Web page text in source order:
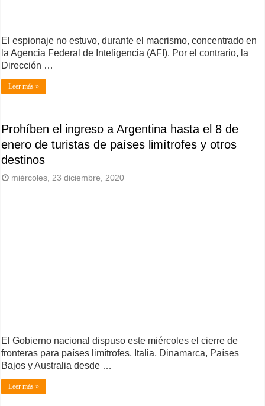
El espionaje no estuvo, durante el macrismo, concentrado en
la Agencia Federal de Inteligencia (AFI). Por el contrario, la
Dirección …
Leer más »
Prohíben el ingreso a Argentina hasta el 8 de
enero de turistas de países limítrofes y otros
destinos
miércoles, 23 diciembre, 2020
El Gobierno nacional dispuso este miércoles el cierre de
fronteras para países limítrofes, Italia, Dinamarca, Países
Bajos y Australia desde …
Leer más »